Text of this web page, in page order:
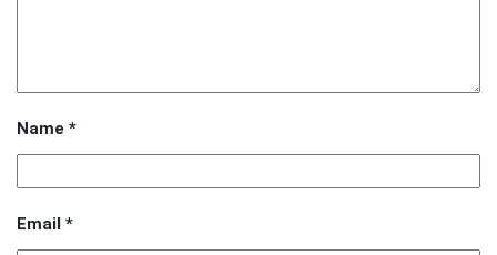
Name *
Email *